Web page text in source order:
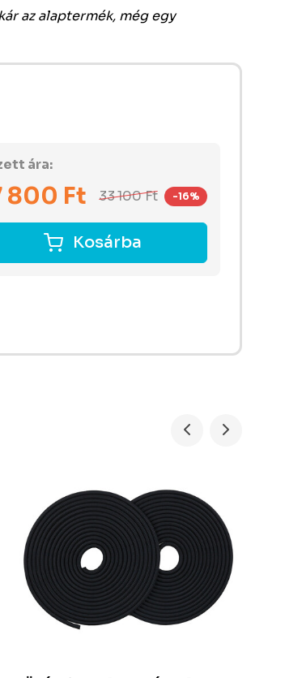
az alaptermék, még egy
ára:
800 Ft 33 100Ft -16%
Kosárba